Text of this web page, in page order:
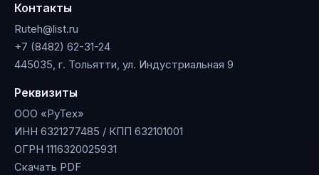
Контакты
Ruteh@list.ru
+7 (8482) 62-31-24
445035, г. Тольятти, ул. Индустриальная 9
Реквизиты
ООО «РуТех»
ИНН 6321277485 / КПП 632101001
ОГРН 1116320025931
Скачать PDF